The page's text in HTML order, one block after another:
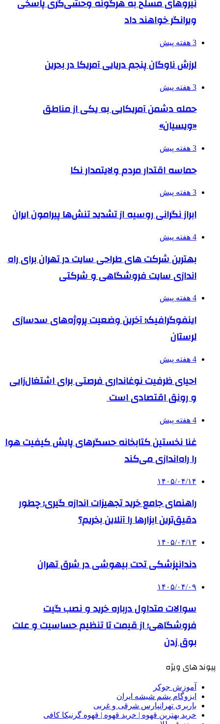
نیروهای مسلح به هرگونه وحشی‌گری پاسخی
ویرانگر خواهند داد
3 هفته پیش
لرزش ناوگان پنجم دریایی آمریکا در بحرین
3 هفته پیش
حمله دشمن آمریکایی به یکی از مناطق
«ویسیان»
3 هفته پیش
حماسه اقتدار مردم ولایتمدار نکا
3 هفته پیش
ابراز نگرانی روسیه از تشدید تنش‌ها پیرامون ایران
4 هفته پیش
بهترین شرکت های طراحی سایت در تهران برای راه
اندازی سایت فروشگاهی و شرکتی
4 هفته پیش
اینفوگرافیک؛ آخرین وضعیت پروژه‌های سدسازی
لرستان
4 هفته پیش
احیای ظرفیت نوغانداری فرصتی برای اشتغال‌زایی
و رونق اقتصادی است
4 هفته پیش
غنا نخستین کتابخانه حسگرهای پایش کیفیت هوا
را راه‌اندازی می‌کند
۱۴۰۵/۰۴/۱۴
راهنمای جامع خرید تجهیزات اندازه گیری؛ چطور
دقیق‌ترین ابزارها را آنلاین بخریم؟
۱۴۰۵/۰۴/۱۳
دندانپزشکی تحت بیهوشی در شرق تهران
۱۴۰۵/۰۴/۰۹
سوالات متداول درباره خرید و نصب گیت
فروشگاهی؛ از قیمت تا تنظیم حساسیت و علت
بوق زدن
پیوند های ویژه
آموزش جوکر
ایزوگام پشم شیشه ایران
باربری تهرانپارس شرقی و غربی
خرید بهترین قهوه | خرید قهوه | قهوه گرنیکا کافی